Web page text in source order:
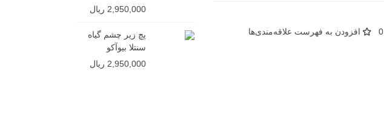
0 افزودن به فهرست علاقه‌مندی‌ها
2,950,000 ریال
پچ زیر چشم گیاه
سنتلا بیوآکو
2,950,000 ریال